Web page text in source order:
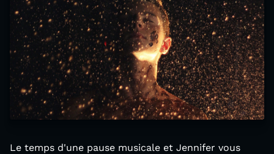
Le temps d'une pause musicale et Jennifer vous